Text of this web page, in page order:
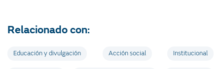
Relacionado con:
Educación y divulgación Acción social Institucional